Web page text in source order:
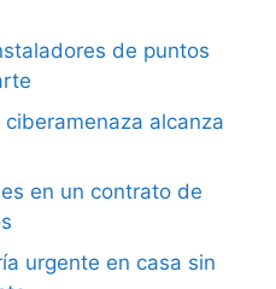
de puntos
alcanza
en un contrato de
urgente en casa sin